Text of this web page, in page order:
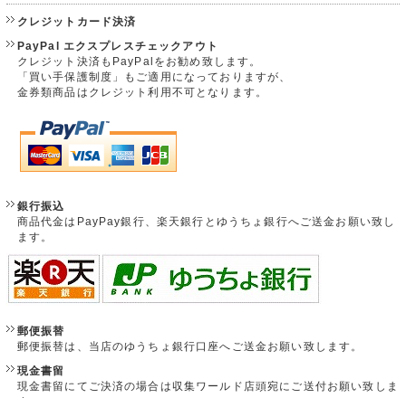
クレジットカード決済
PayPal エクスプレスチェックアウト
クレジット決済もPayPalをお勧め致します。
「買い手保護制度」もご適用になっておりますが、
金券類商品はクレジット利用不可となります。
銀行振込
商品代金はPayPay銀行、楽天銀行とゆうちょ銀行へご送金お願い致し
ます。
郵便振替
郵便振替は、当店のゆうちょ銀行口座へご送金お願い致します。
現金書留
現金書留にてご決済の場合は収集ワールド店頭宛にご送付お願い致しま